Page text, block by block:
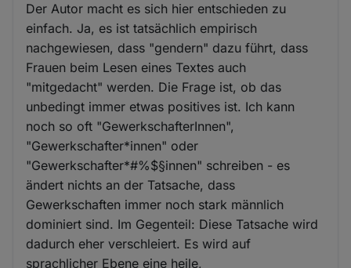
Der Autor macht es sich hier entschieden zu
einfach. Ja, es ist tatsächlich empirisch
nachgewiesen, dass "gendern" dazu führt, dass
Frauen beim Lesen eines Textes auch
"mitgedacht" werden. Die Frage ist, ob das
unbedingt immer etwas positives ist. Ich kann
noch so oft "GewerkschafterInnen",
"Gewerkschafter*innen" oder
"Gewerkschafter*#%$§innen" schreiben - es
ändert nichts an der Tatsache, dass
Gewerkschaften immer noch stark männlich
dominiert sind. Im Gegenteil: Diese Tatsache wird
dadurch eher verschleiert. Es wird auf
sprachlicher Ebene eine heile,